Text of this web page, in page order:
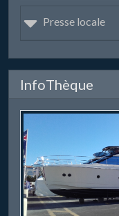
Presse locale
InfoThèque